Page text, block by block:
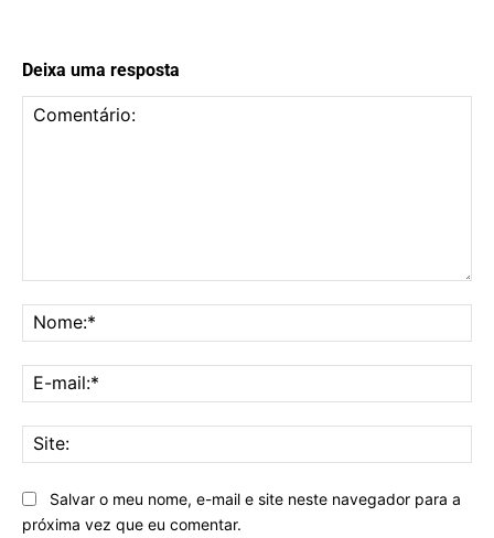
Deixa uma resposta
Salvar o meu nome, e-mail e site neste navegador para a
próxima vez que eu comentar.